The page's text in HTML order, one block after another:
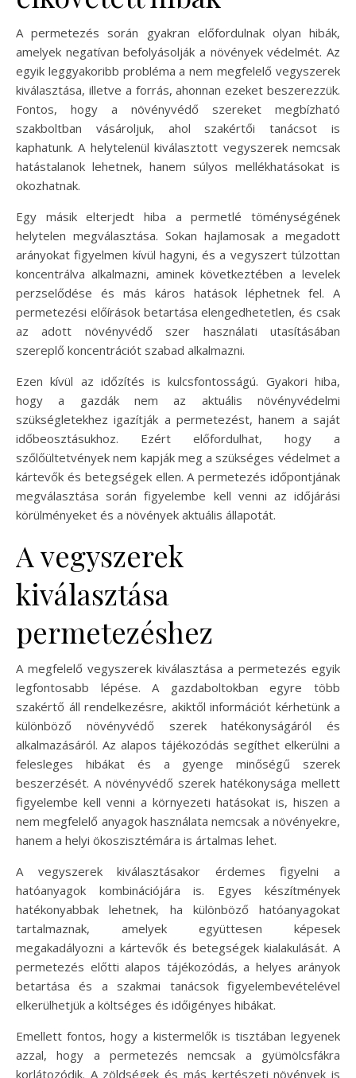
A permetezés során gyakran előfordulnak olyan hibák,
amelyek negatívan befolyásolják a növények védelmét. Az
egyik leggyakoribb probléma a nem megfelelő vegyszerek
kiválasztása, illetve a forrás, ahonnan ezeket beszerezzük.
Fontos, hogy a növényvédő szereket megbízható
szakboltban vásároljuk, ahol szakértői tanácsot is
kaphatunk. A helytelenül kiválasztott vegyszerek nemcsak
hatástalanok lehetnek, hanem súlyos mellékhatásokat is
okozhatnak.
Egy másik elterjedt hiba a permetlé töménységének
helytelen megválasztása. Sokan hajlamosak a megadott
arányokat figyelmen kívül hagyni, és a vegyszert túlzottan
koncentrálva alkalmazni, aminek következtében a levelek
perzselődése és más káros hatások léphetnek fel. A
permetezési előírások betartása elengedhetetlen, és csak
az adott növényvédő szer használati utasításában
szereplő koncentrációt szabad alkalmazni.
Ezen kívül az időzítés is kulcsfontosságú. Gyakori hiba,
hogy a gazdák nem az aktuális növényvédelmi
szükségletekhez igazítják a permetezést, hanem a saját
időbeosztásukhoz. Ezért előfordulhat, hogy a
szőlőültetvények nem kapják meg a szükséges védelmet a
kártevők és betegségek ellen. A permetezés időpontjának
megválasztása során figyelembe kell venni az időjárási
körülményeket és a növények aktuális állapotát.
A vegyszerek
kiválasztása
permetezéshez
A megfelelő vegyszerek kiválasztása a permetezés egyik
legfontosabb lépése. A gazdaboltokban egyre több
szakértő áll rendelkezésre, akiktől információt kérhetünk a
különböző növényvédő szerek hatékonyságáról és
alkalmazásáról. Az alapos tájékozódás segíthet elkerülni a
felesleges hibákat és a gyenge minőségű szerek
beszerzését. A növényvédő szerek hatékonysága mellett
figyelembe kell venni a környezeti hatásokat is, hiszen a
nem megfelelő anyagok használata nemcsak a növényekre,
hanem a helyi ökoszisztémára is ártalmas lehet.
A vegyszerek kiválasztásakor érdemes figyelni a
hatóanyagok kombinációjára is. Egyes készítmények
hatékonyabbak lehetnek, ha különböző hatóanyagokat
tartalmaznak, amelyek együttesen képesek
megakadályozni a kártevők és betegségek kialakulását. A
permetezés előtti alapos tájékozódás, a helyes arányok
betartása és a szakmai tanácsok figyelembevételével
elkerülhetjük a költséges és időigényes hibákat.
Emellett fontos, hogy a kistermelők is tisztában legyenek
azzal, hogy a permetezés nemcsak a gyümölcsfákra
korlátozódik. A zöldségek és más kertészeti növények is